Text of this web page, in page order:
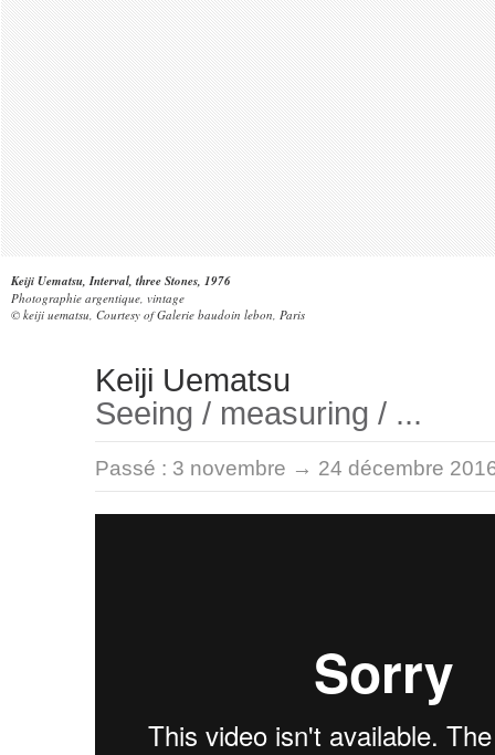
Keiji Uematsu, Interval, three Stones, 1976
Photographie argentique, vintage
© keiji uematsu, Courtesy of Galerie baudoin lebon, Paris
Keiji Uematsu
Seeing / measuring / ...
Passé : 3 novembre → 24 décembre